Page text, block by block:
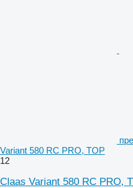
Variant 580 RC PRO, TOP
12
Claas Variant 580 RC PRO,